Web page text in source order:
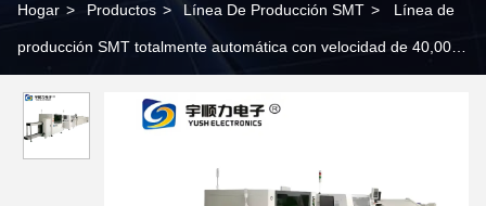
Hogar > Productos > Línea De Producción SMT > Línea de
producción SMT totalmente automática con velocidad de 40,000
precisión